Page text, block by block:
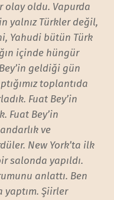
olay oldu. Vapurda
yalnız Türkler değil,
Yahudi bütün Türk
içinde hüngür
geldiği gün
toplantıda
Fuat Bey’in
Fuat Bey’in
ve
New York’ta ilk
salonda yapıldı.
anlattı. Ben
yaptım. Şiirler